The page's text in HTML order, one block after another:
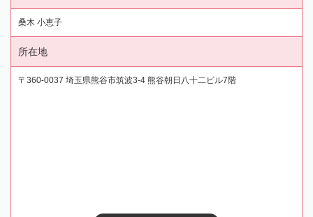
桑木 小恵子
所在地
〒360-0037 埼玉県熊谷市筑波3-4 熊谷朝日八十二ビル7階